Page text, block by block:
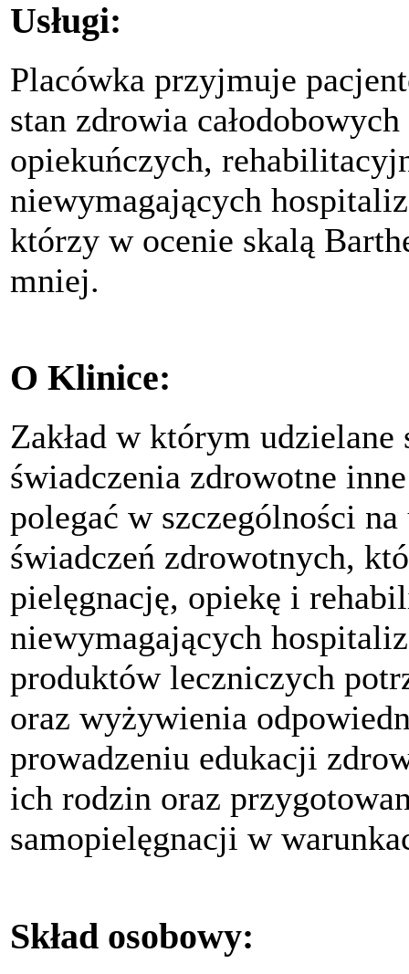
Usługi:
Placówka przyjmuje
stan zdrowia
opiekuńczych,
niewymagających
którzy w ocenie skalą
mniej.
O Klinice:
Zakład w którym udzielane
świadczenia zdrowotne
polegać w szczególności
świadczeń zdrowotnych,
pielęgnację, opiekę i
niewymagających
produktów leczniczych
oraz wyżywienia
prowadzeniu edukacji
ich rodzin oraz
samopielęgnacji w
Skład osobowy: